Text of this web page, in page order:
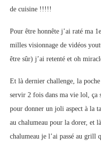
de cuisine !!!!!
Pour être honnête j’ai raté ma
milles visionnage de vidéos
être sûr) j’ai retenté et oh
Et là dernier challenge, la
servir 2 fois dans ma vie lol, ça
pour donner un joli aspect à la
au chalumeau pour la dorer, et
chalumeau je l’ai passé au grill